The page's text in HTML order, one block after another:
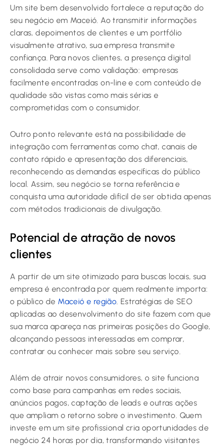
Um site bem desenvolvido fortalece a reputação do
seu negócio em Maceió. Ao transmitir informações
claras, depoimentos de clientes e um portfólio
visualmente atrativo, sua empresa transmite
confiança. Para novos clientes, a presença digital
consolidada serve como validação: empresas
facilmente encontradas on-line e com conteúdo de
qualidade são vistas como mais sérias e
comprometidas com o consumidor.
Outro ponto relevante está na possibilidade de
integração com ferramentas como chat, canais de
contato rápido e apresentação dos diferenciais,
reconhecendo as demandas específicas do público
local. Assim, seu negócio se torna referência e
conquista uma autoridade difícil de ser obtida apenas
com métodos tradicionais de divulgação.
Potencial de atração de novos
clientes
A partir de um site otimizado para buscas locais, sua
empresa é encontrada por quem realmente importa:
o público de Maceió e região . Estratégias de SEO
aplicadas ao desenvolvimento do site fazem com que
sua marca apareça nas primeiras posições do Google,
alcançando pessoas interessadas em comprar,
contratar ou conhecer mais sobre seu serviço.
Além de atrair novos consumidores, o site funciona
como base para campanhas em redes sociais,
anúncios pagos, captação de leads e outras ações
que ampliam o retorno sobre o investimento. Quem
investe em um site profissional cria oportunidades de
negócio 24 horas por dia, transformando visitantes